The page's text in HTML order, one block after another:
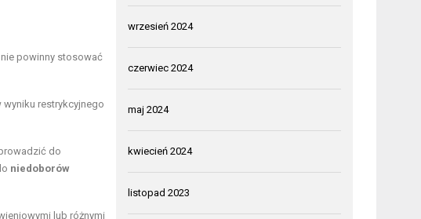
nie powinny stosować
wyniku restrykcyjnego
do
niedoborów
lub różnymi
wrzesień 2024
czerwiec 2024
maj 2024
kwiecień 2024
listopad 2023